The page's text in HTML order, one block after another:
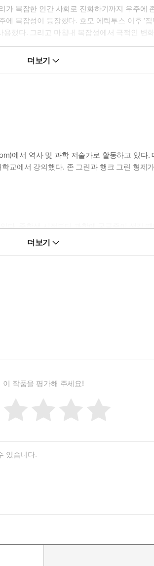
복잡한 인간 사회로 진화하기까지 우주
복잡성이 등장했다. 호모 에렉투스 이후 ‘
했다. 그리고 마침내 복잡성에서 극적인
확히 짚으며 알기 쉽게 설명하는 이 특별한
더보기
서 역사 및 과학 저술가로 활동하고 있다.
교에서 강의했다. 존 그린과 행크 그린 형
다. 중학생 시절부터 과학에 궁금증이 생길
술도서상 번역상을 수상했다. 경희대학교
생명의 경계》 등을 우리말로 옮겼다.
더보기
이 작품을 평가해 주세요!